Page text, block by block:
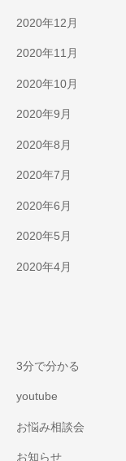
2020年12月
2020年11月
2020年10月
2020年9月
2020年8月
2020年7月
2020年6月
2020年5月
2020年4月
3分で分かる
youtube
お悩み相談会
お知らせ